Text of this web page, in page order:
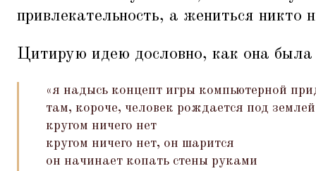
привлекательность, а жениться никто
Цитирую идею дословно, как она была
«я надысь концепт игры компьютерной
там, короче, человек рождается под
кругом ничего нет
кругом ничего нет, он шарится
он начинает копать стены руками